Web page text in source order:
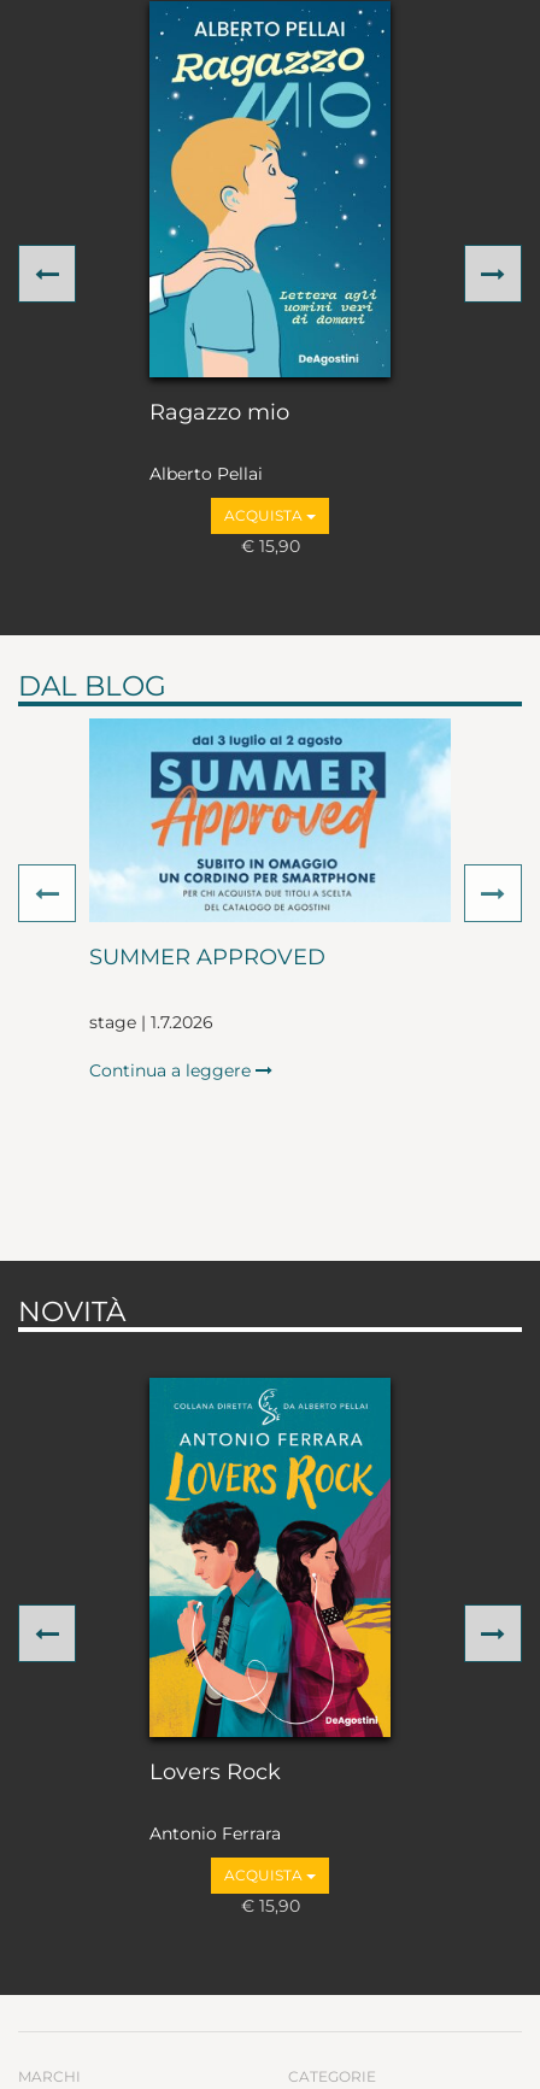
Ragazzo mio
Alberto Pellai
ACQUISTA
€ 15,90
Previous
DAL BLOG
SUMMER APPROVED
stage | 1.7.2026
Continua a leggere
Previous
NOVITÀ
Lovers Rock
Antonio Ferrara
ACQUISTA
€ 15,90
Previous
MARCHI
CATEGORIE